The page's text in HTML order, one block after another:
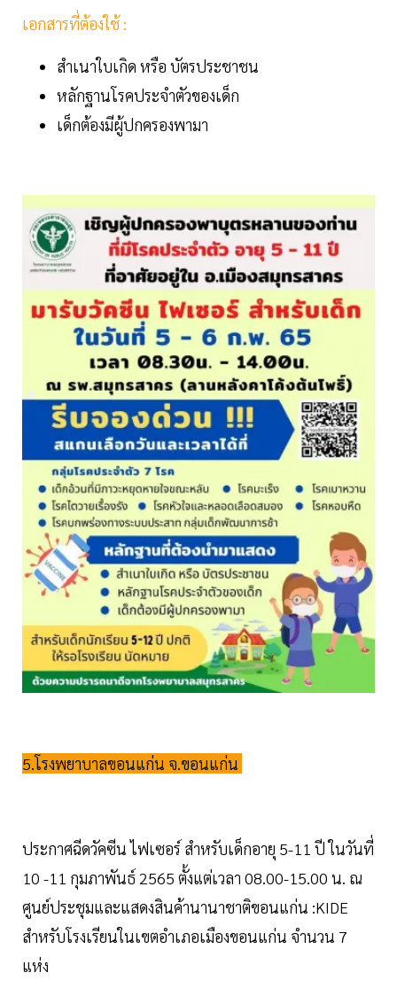
เอกสารที่ต้องใช้ :
สำเนาใบเกิด หรือ บัตรประชาชน
หลักฐานโรคประจำตัวของเด็ก
เด็กต้องมีผู้ปกครองพามา
5.โรงพยาบาลขอนแก่น จ.ขอนแก่น
ประกาศฉีดวัคซีน ไฟเซอร์ สำหรับเด็กอายุ 5-11 ปี ในวันที่
10 -11 กุมภาพันธ์ 2565 ตั้งแต่เวลา 08.00-15.00 น. ณ
ศูนย์ประชุมและแสดงสินค้านานาชาติขอนแก่น :KIDE
สำหรับโรงเรียนในเขตอำเภอเมืองขอนแก่น จำนวน 7
แห่ง